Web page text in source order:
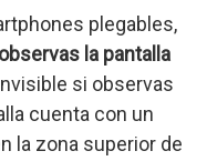
plegables,
la pantalla
si observas
cuenta con un
la zona superior de